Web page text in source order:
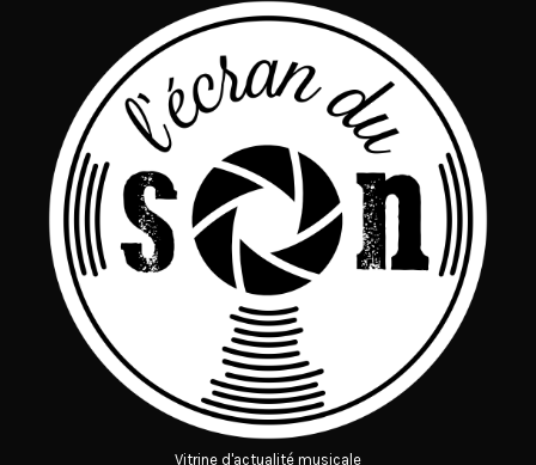
Vitrine d'actualité musicale